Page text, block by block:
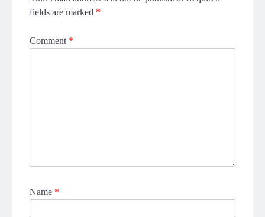
fields are marked *
Comment *
Name *